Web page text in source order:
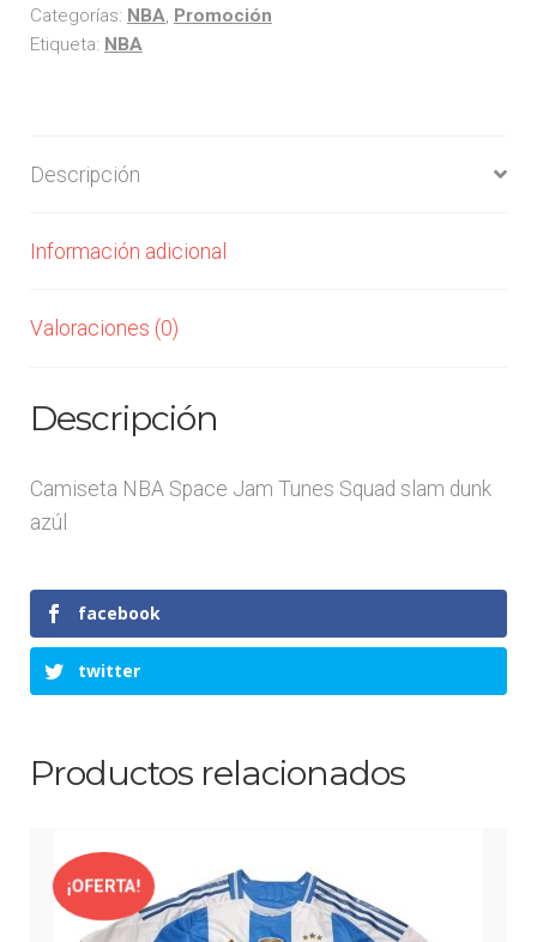
Categorías: NBA, Promoción
Etiqueta: NBA
Descripción
Información adicional
Valoraciones (0)
Descripción
Camiseta NBA Space Jam Tunes Squad slam dunk
azúl
facebook
twitter
Productos relacionados
¡OFERTA!